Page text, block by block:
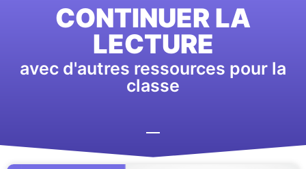
CONTINUER LA
LECTURE
avec d'autres ressources pour la
classe